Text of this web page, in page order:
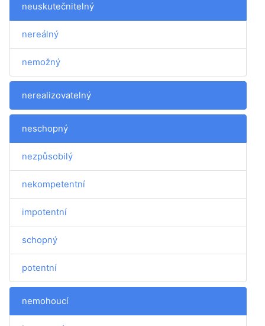
neuskutečnitelný
nereálný
nemožný
nerealizovatelný
neschopný
nezpůsobilý
nekompetentní
impotentní
schopný
potentní
nemohoucí